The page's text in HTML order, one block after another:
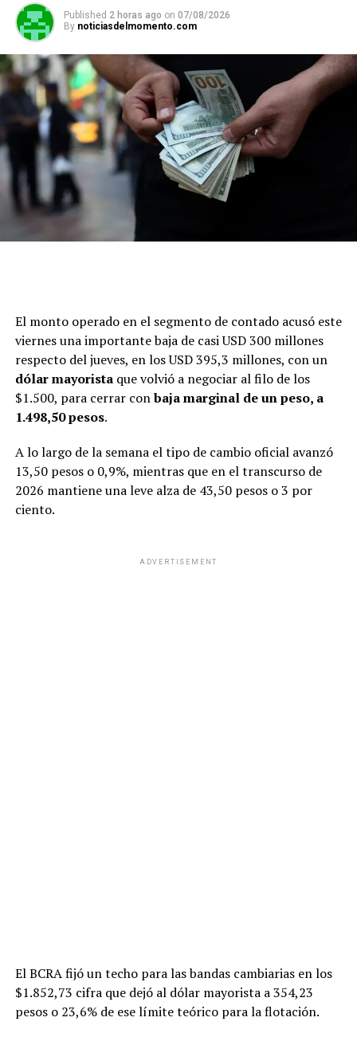
Published 2 horas ago on 07/08/2026
By noticiasdelmomento.com
El monto operado en el segmento de contado acusó este
viernes una importante baja de casi USD 300 millones
respecto del jueves, en los USD 395,3 millones, con un
dólar mayorista que volvió a negociar al filo de los
$1.500, para cerrar conbaja marginal de un peso, a
1.498,50 pesos.
A lo largo de la semana el tipo de cambio oficial avanzó
13,50 pesos o 0,9%, mientras que en el transcurso de
2026 mantiene una leve alza de 43,50 pesos o 3 por
ciento.
ADVERTISEMENT
El BCRA fijó un techo para las bandas cambiarias en los
$1.852,73 cifra que dejó al dólar mayorista a 354,23
pesos o 23,6% de ese límite teórico para la flotación.